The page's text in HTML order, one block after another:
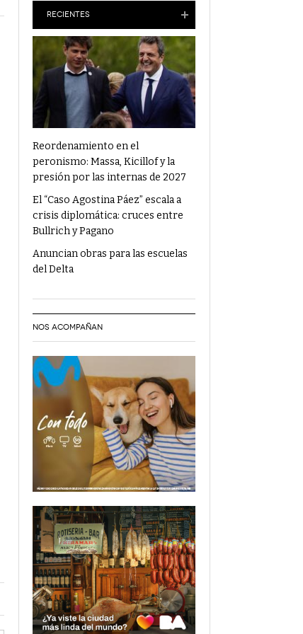
¿Qué Alimentos Te Pueden Cambiar El
Condenaron Al Ex Marido De Julieta Prandi A
19 Años De Cárcel Por Abuso Sexual
Ajuste En Discapacidad: Organizaciones
Denunciaron Al Gobierno Ante La ONU
RECIENTES
Reordenamiento en el
peronismo: Massa, Kicillof y la
presión por las internas de 2027
El “Caso Agostina Páez” escala a
crisis diplomática: cruces entre
Bullrich y Pagano
Anuncian obras para las escuelas
del Delta
NOS ACOMPAÑAN